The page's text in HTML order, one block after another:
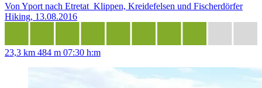
Von Yport nach Etretat_Klippen, Kreidefelsen und Fischerdörfer
Hiking, 13.08.2016
23,3 km 484 m 07:30 h:m